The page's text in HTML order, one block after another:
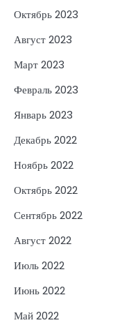
Октябрь 2023
Август 2023
Март 2023
Февраль 2023
Январь 2023
Декабрь 2022
Ноябрь 2022
Октябрь 2022
Сентябрь 2022
Август 2022
Июль 2022
Июнь 2022
Май 2022